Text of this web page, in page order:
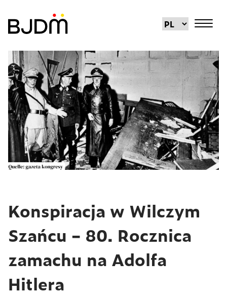
Konspiracja w Wilczym
Szańcu – 80. Rocznica
zamachu na Adolfa
Hitlera